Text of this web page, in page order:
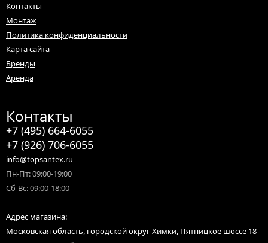
Контакты
Монтаж
Политика конфиденциальности
Карта сайта
Бренды
Аренда
Контакты
+7 (495) 664-6055
+7 (926) 706-6055
info@topsantex.ru
Пн-Пт: 09:00-19:00
Сб-Вс: 09:00-18:00
Адрес магазина:
Московская область, городской округ Химки, Пятницкое шоссе 18